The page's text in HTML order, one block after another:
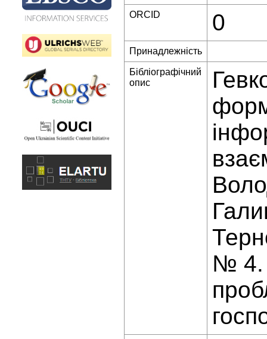
ORCID 0
Принадлежність
Бібліографічний
опис
№ 4.